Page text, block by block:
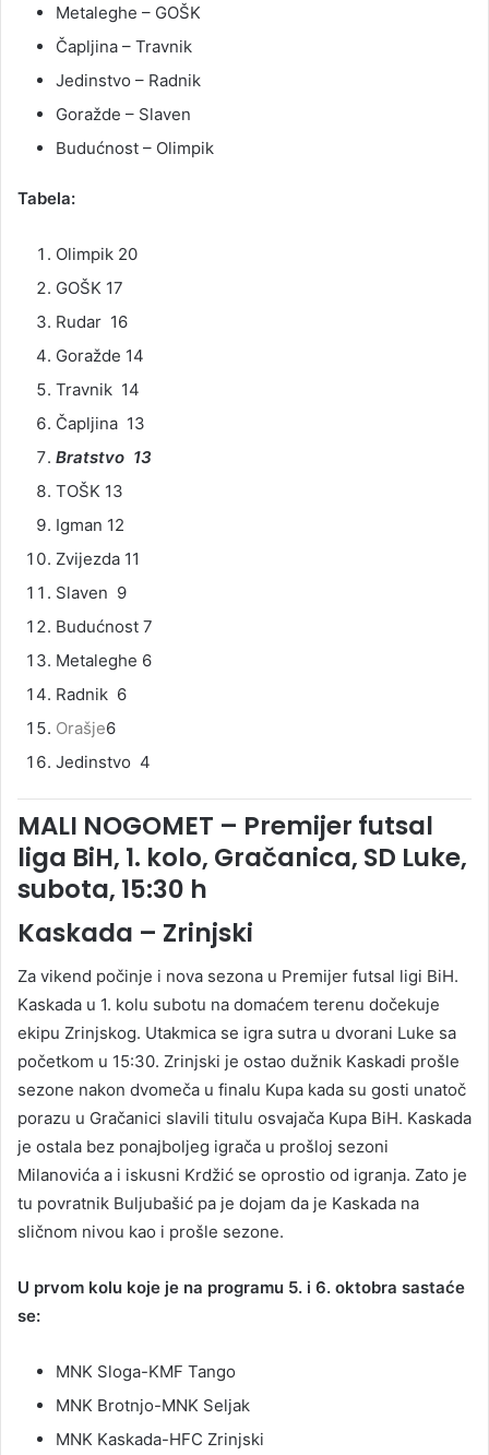
Metaleghe – GOŠK
Čapljina – Travnik
Jedinstvo – Radnik
Goražde – Slaven
Budućnost – Olimpik
Tabela:
Olimpik 20
GOŠK 17
Rudar 16
Goražde 14
Travnik 14
Čapljina 13
Bratstvo 13
TOŠK 13
Igman 12
Zvijezda 11
Slaven 9
Budućnost 7
Metaleghe 6
Radnik 6
Orašje6
Jedinstvo 4
MALI NOGOMET – Premijer futsal
liga BiH, 1. kolo, Gračanica, SD Luke,
subota, 15:30 h
Kaskada – Zrinjski
Za vikend počinje i nova sezona u Premijer futsal ligi BiH.
Kaskada u 1. kolu subotu na domaćem terenu dočekuje
ekipu Zrinjskog. Utakmica se igra sutra u dvorani Luke sa
početkom u 15:30. Zrinjski je ostao dužnik Kaskadi prošle
sezone nakon dvomeča u finalu Kupa kada su gosti unatoč
porazu u Gračanici slavili titulu osvajača Kupa BiH. Kaskada
je ostala bez ponajboljeg igrača u prošloj sezoni
Milanovića a i iskusni Krdžić se oprostio od igranja. Zato je
tu povratnik Buljubašić pa je dojam da je Kaskada na
sličnom nivou kao i prošle sezone.
U prvom kolu koje je na programu 5. i 6. oktobra sastaće
se:
MNK Sloga-KMF Tango
MNK Brotnjo-MNK Seljak
MNK Kaskada-HFC Zrinjski